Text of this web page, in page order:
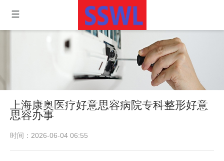
上海康奥医疗好意思容病院专科整形好意
思容办事
时间：2026-06-04 06:55